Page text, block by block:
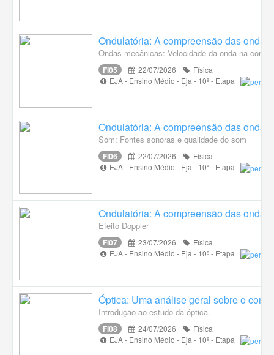
Ondulatória: A compreensão das
Ondas mecânicas: Velocidade da onda na
FI05 22/07/2026
Física
EJA - Ensino Médio - Eja - 10ª - Etapa
Ondulatória: A compreensão das
Som: Fontes sonoras e qualidade do som
FI06 22/07/2026
Física
EJA - Ensino Médio - Eja - 10ª - Etapa
Ondulatória: A compreensão das
Efeito Doppler
FI07 23/07/2026
Física
EJA - Ensino Médio - Eja - 10ª - Etapa
Óptica: Uma análise geral sobre o
Introdução ao estudo da óptica.
FI08 24/07/2026
Física
EJA - Ensino Médio - Eja - 10ª - Etapa